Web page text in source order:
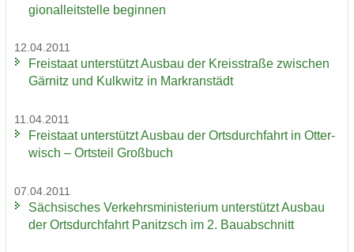
gio­nal­leit­stel­le be­gin­nen
12.04.2011
Frei­staat un­ter­stützt Aus­bau der Kreis­stra­ße zwi­schen
Gär­nitz und Kulk­witz in Markran­städt
11.04.2011
Frei­staat un­ter­stützt Aus­bau der Orts­durch­fahrt in Ot­ter­
wisch – Orts­teil Groß­buch
07.04.2011
Säch­si­sches Ver­kehrs­mi­nis­te­ri­um un­ter­stützt Aus­bau
der Orts­durch­fahrt Pa­nitzsch im 2. Bau­ab­schnitt